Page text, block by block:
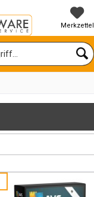
Merkzettel